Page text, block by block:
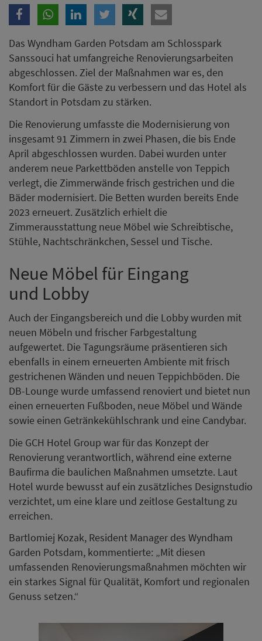
Das Wyndham Garden Potsdam am Schlosspark
Sanssouci hat umfangreiche Renovierungsarbeiten
abgeschlossen. Ziel der Maßnahmen war es, den
Komfort für die Gäste zu verbessern und das Hotel als
Standort in Potsdam zu stärken.
Die Renovierung umfasste die Modernisierung von
insgesamt 91 Zimmern in zwei Phasen, die bis Ende
April abgeschlossen wurden. Dabei wurden unter
anderem neue Parkettböden anstelle von Teppich
verlegt, die Zimmerwände frisch gestrichen und die
Bäder modernisiert. Die Betten wurden bereits Ende
2023 erneuert. Zusätzlich erhielt die
Zimmerausstattung neue Möbel wie Schreibtische,
Stühle, Nachtschränkchen, Sessel und Tische.
Neue Möbel für Eingang
und Lobby
Auch der Eingangsbereich und die Lobby wurden mit
neuen Möbeln und frischer Farbgestaltung
aufgewertet. Die Tagungsräume präsentieren sich
ebenfalls in einem erneuerten Ambiente mit frisch
gestrichenen Wänden und neuen Teppichböden. Die
DB-Lounge wurde umfassend renoviert und bietet nun
einen erneuerten Fußboden, neue Möbel und Wände
sowie einen Getränkekühlschrank und eine Candybar.
Die GCH Hotel Group war für das Konzept der
Renovierung verantwortlich, während eine externe
Baufirma die baulichen Maßnahmen umsetzte. Laut
Hotel wurde bewusst auf ein zusätzliches Designstudio
verzichtet, um eine klare und zeitlose Gestaltung zu
erreichen.
Bartlomiej Kozak, Resident Manager des Wyndham
Garden Potsdam, kommentierte: „Mit diesen
umfassenden Renovierungsmaßnahmen möchten wir
ein starkes Signal für Qualität, Komfort und regionalen
Genuss setzen.“